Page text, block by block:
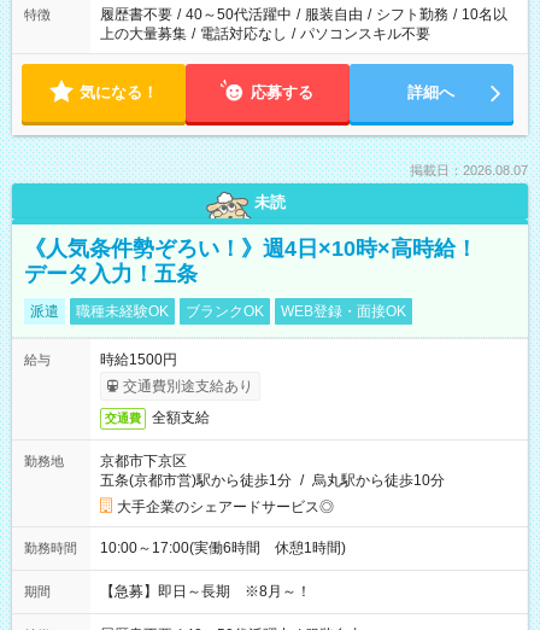
合は応募できません。
特徴 履歴書不要 / 40～50代活躍中 / 服装自由 / シフト勤務 / 10名以
上の大量募集 / 電話対応なし / パソコンスキル不要
気になる！ 応募する 詳細へ
掲載日：2026.08.07
未読
《人気条件勢ぞろい！》週4日×10時×高時給！
データ入力！五条
派遣 職種未経験OK ブランクOK WEB登録・面接OK
給与
時給1500円
交通費別途支給あり
交通費 全額支給
勤務地
京都市下京区
五条(京都市営)駅から徒歩1分 / 烏丸駅から徒歩10分
大手企業のシェアードサービス◎
勤務時間 10:00～17:00(実働6時間 休憩1時間)
期間 【急募】即日～長期 ※8月～！